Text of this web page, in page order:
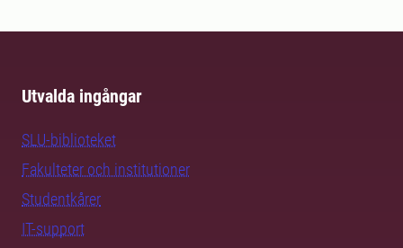
Utvalda ingångar
SLU-biblioteket
Fakulteter och institutioner
Studentkårer
IT-support